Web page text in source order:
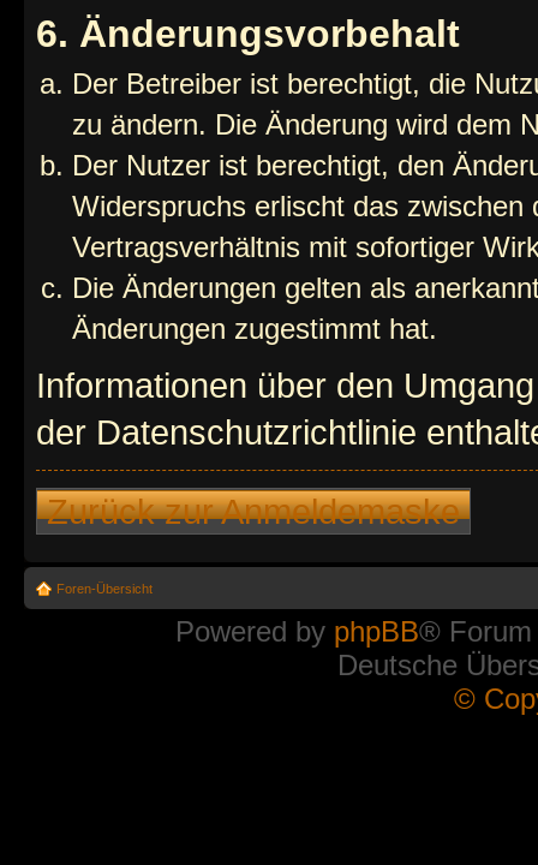
6. Änderungsvorbehalt
Der Betreiber ist berechtigt, die
zu ändern. Die Änderung wird dem
Der Nutzer ist berechtigt, den
Widerspruchs erlischt das
Vertragsverhältnis mit sofortiger
Die Änderungen gelten als
Änderungen zugestimmt hat.
Informationen über den
der Datenschutzrichtlinie
Zurück zur Anmeldemaske
Foren-Übersicht
Powered by phpBB®
Deutsche
©